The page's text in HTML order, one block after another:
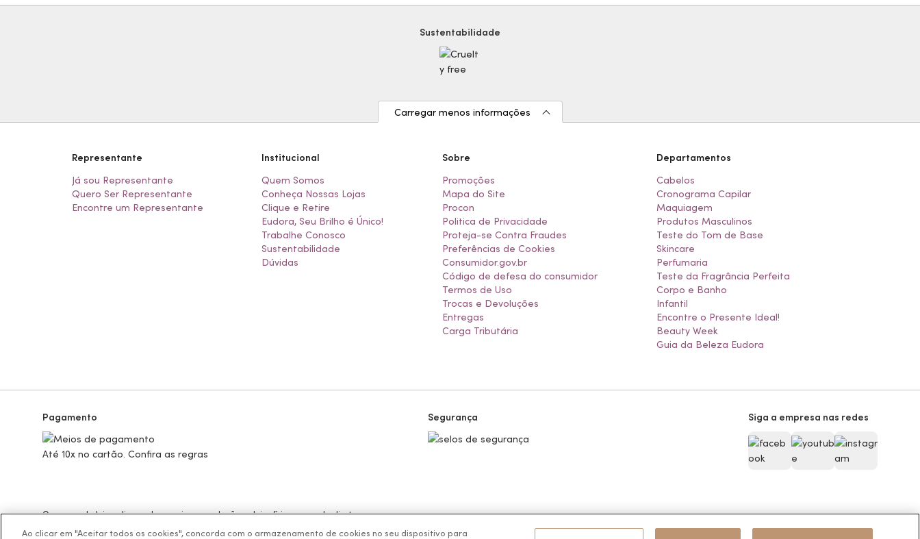
Sustentabilidade
Carregar menos informações
Representante
Já sou Representante
Quero Ser Representante
Encontre um Representante
Institucional
Quem Somos
Conheça Nossas Lojas
Clique e Retire
Eudora, Seu Brilho é Único!
Trabalhe Conosco
Sustentabilidade
Dúvidas
Sobre
Promoções
Mapa do Site
Procon
Politica de Privacidade
Proteja-se Contra Fraudes
Preferências de Cookies
Consumidor.gov.br
Código de defesa do consumidor
Termos de Uso
Trocas e Devoluções
Entregas
Carga Tributária
Departamentos
Cabelos
Cronograma Capilar
Maquiagem
Produtos Masculinos
Teste do Tom de Base
Skincare
Perfumaria
Teste da Fragrância Perfeita
Corpo e Banho
Infantil
Encontre o Presente Ideal!
Beauty Week
Guia da Beleza Eudora
Pagamento
Até 10x no cartão. Confira as regras
Segurança Siga a empresa nas redes
Os preços da loja online podem variar em relação as lojas físicas e venda direta.
Ao clicar em "Aceitar todos os cookies", concorda com o armazenamento de cookies no seu dispositivo para